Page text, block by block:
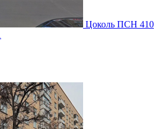
Цоколь ПСН 410